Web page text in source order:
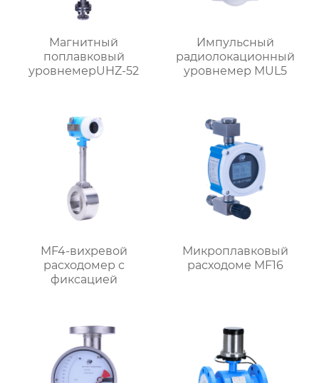
Магнитный
поплавковый
уровнемерUHZ-52
Импульсный
радиолокационный
уровнемер MUL5
MF4-вихревой
расходомер с
фиксацией
Микроплавковый
расходоме MF16